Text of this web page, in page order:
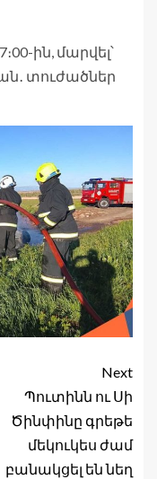
ին, մարվել՝
տուժածներ
Next
Պուտինն ու Սի
Ծինփինը գրեթե
մեկուկես ժամ
բանակցել են նեղ